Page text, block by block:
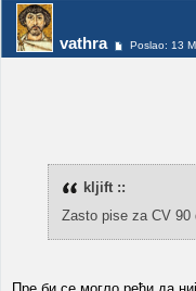
vathra Poslao: 13
kljift ::
Zasto pise za CV 90